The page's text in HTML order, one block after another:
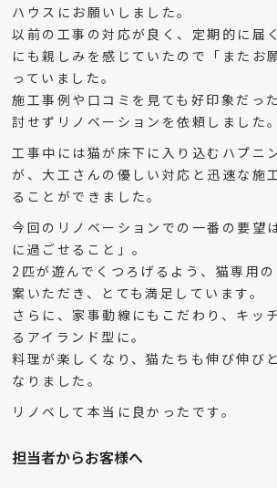
ハウスにお願いしました。
以前の工事の対応が良く、定期的に届
にも親しみを感じていたので「またお
っていました。
施工事例や口コミを見ても好印象だっ
討せずリノベーションを依頼しました。
工事中には猫が床下に入り込むハプニ
が、大工さんの優しい対応と迅速な施
ることができました。
今回のリノベーションでの一番の要望
に過ごせること」。
2匹が遊んでくつろげるよう、猫専用
案いただき、とても満足しています。
さらに、家事動線にもこだわり、キッ
るアイランド型に。
料理が楽しくなり、猫たちも伸び伸び
なりました。
リノベして本当に良かったです。
担当者からお客様へ